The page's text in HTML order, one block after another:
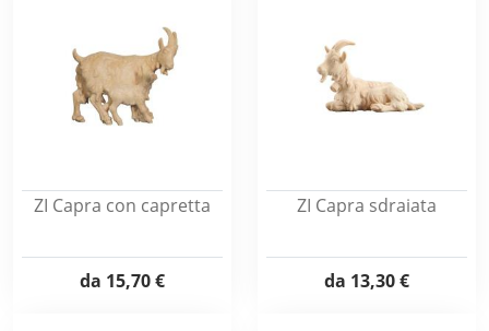
ZI Capra con capretta
da 15,70 €
ZI Capra sdraiata
da 13,30 €